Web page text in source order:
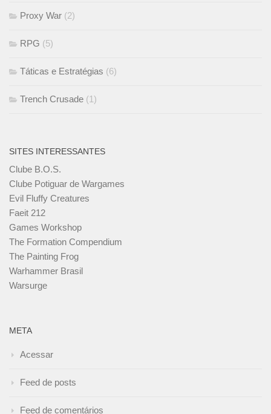
Proxy War (2)
RPG (5)
Táticas e Estratégias (6)
Trench Crusade (1)
SITES INTERESSANTES
Clube B.O.S.
Clube Potiguar de Wargames
Evil Fluffy Creatures
Faeit 212
Games Workshop
The Formation Compendium
The Painting Frog
Warhammer Brasil
Warsurge
META
Acessar
Feed de posts
Feed de comentários